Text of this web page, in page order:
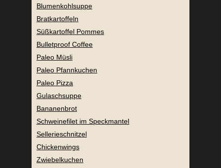
Blumenkohlsuppe
Bratkartoffeln
Süßkartoffel Pommes
Bulletproof Coffee
Paleo Müsli
Paleo Pfannkuchen
Paleo Pizza
Gulaschsuppe
Bananenbrot
Schweinefilet im Speckmantel
Sellerieschnitzel
Chickenwings
Zwiebelkuchen